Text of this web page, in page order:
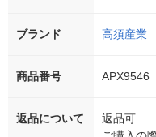
ブランド 高須産業
商品番号 APX9546
返品について
返品可